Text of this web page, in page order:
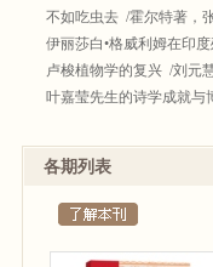
不如吃虫去 /霍尔特著，
伊丽莎白•格威利姆在印
卢梭植物学的复兴 /刘元
叶嘉莹先生的诗学成就与
水彩绘制淡水鱼类图谱的
对大学“博物学史”课程教
物的探究与博古
齐窟齐碑 隋文隋刻——
自然之诗
各期列表